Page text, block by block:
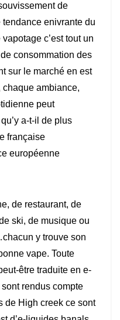
de
tendance enivrante du
c’est tout un
consommation des
sur le marché en est
chaque ambiance,
peut
a-t-il de plus
française
européenne
de restaurant, de
ski, de musique ou
y trouve son
vape. Toute
être traduite en e-
rendus compte
de High creek ce sont